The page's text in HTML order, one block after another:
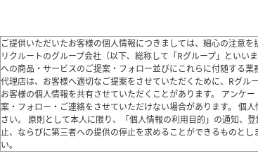
ご提供いただいたお客様の個人情報につきましては、細心の注意
リクルートのグループ会社（以下、総称して「Rグループ」とい
への商品・サービスのご提案・フォロー並びにこれらに付随する
代理店は、お客様へ適切なご提案をさせていただくために、Rグル
お客様の個人情報を共有させていただくことがあります。 アンケ
案・フォロー・ご連絡をさせていただけない場合があります。 個
さい。 原則として本人に限り、「個人情報の利用目的」の通知、
止、ならびに第三者への提供の停止を求めることができるものと
い｡